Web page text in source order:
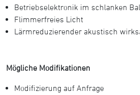
Betriebselektronik im schlanken
Flimmerfreies Licht
Lärmreduzierender akustisch
Mögliche Modifikationen
Modifizierung auf Anfrage